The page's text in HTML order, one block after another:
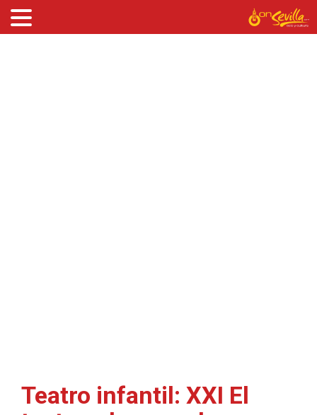
Teatro infantil: XXI El